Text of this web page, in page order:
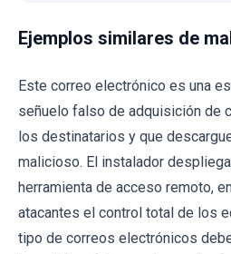
Ejemplos similares de
Este correo electrónico es una
señuelo falso de adquisición de
los destinatarios y que
malicioso. El instalador
herramienta de acceso remoto,
atacantes el control total de los
tipo de correos electrónicos